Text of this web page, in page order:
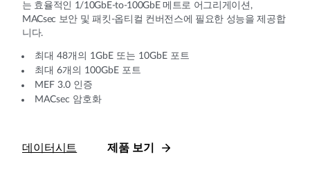
는 효율적인 1/10GbE-to-100GbE 메트로 어그리게이션,
MACsec 보안 및 패킷-옵티컬 컨버전스에 필요한 성능을 제공합
니다.
최대 48개의 1GbE 또는 10GbE 포트
최대 6개의 100GbE 포트
MEF 3.0 인증
MACsec 암호화
데이터시트 제품 보기